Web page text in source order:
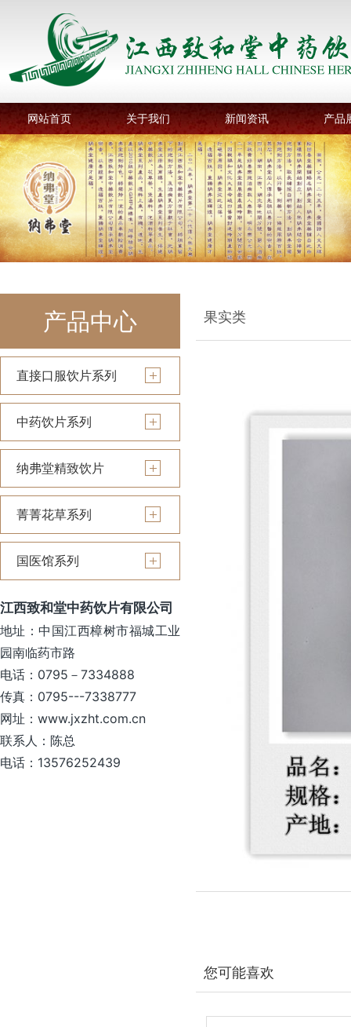
网站首页 关于我们 新闻资讯 产品
产品中心
直接口服饮片系列
中药饮片系列
纳弗堂精致饮片
菁菁花草系列
国医馆系列
江西致和堂中药饮片有限公司
地址：中国江西樟树市福城工业
园南临药市路
电话：0795－7334888
传真：0795---7338777
网址：www.jxzht.com.cn
联系人：陈总
电话：13576252439
果实类
您可能喜欢